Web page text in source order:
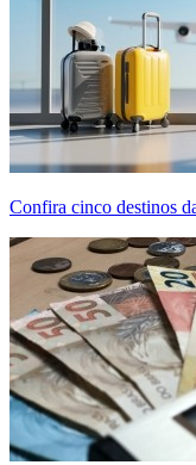
Confira cinco destinos